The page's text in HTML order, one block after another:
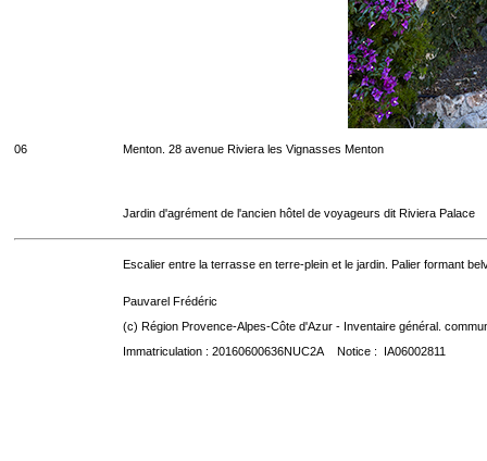
06 Menton. 28 avenue Riviera les Vignasses Menton
Jardin d'agrément de l'ancien hôtel de voyageurs dit Riviera Palace
Escalier entre la terrasse en terre-plein et le jardin. Palier formant
Pauvarel Frédéric
(c) Région Provence-Alpes-Côte d'Azur - Inventaire général.
Immatriculation : 20160600636NUC2A Notice : IA06002811